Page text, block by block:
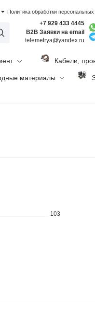
Политика обработки
+7 929 433 4445
B2B Заявки на email
telemetrya@yandex.ru
Кабели,
материалы
103